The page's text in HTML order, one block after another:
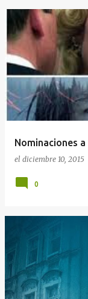
Nominaciones
el diciembre 10, 2015
0